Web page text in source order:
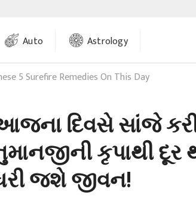
Auto Astrology
5 Surefire Remedies On This Day
દિવસે સાંજે
કૃપાથી દૂર
જશે જીવન!